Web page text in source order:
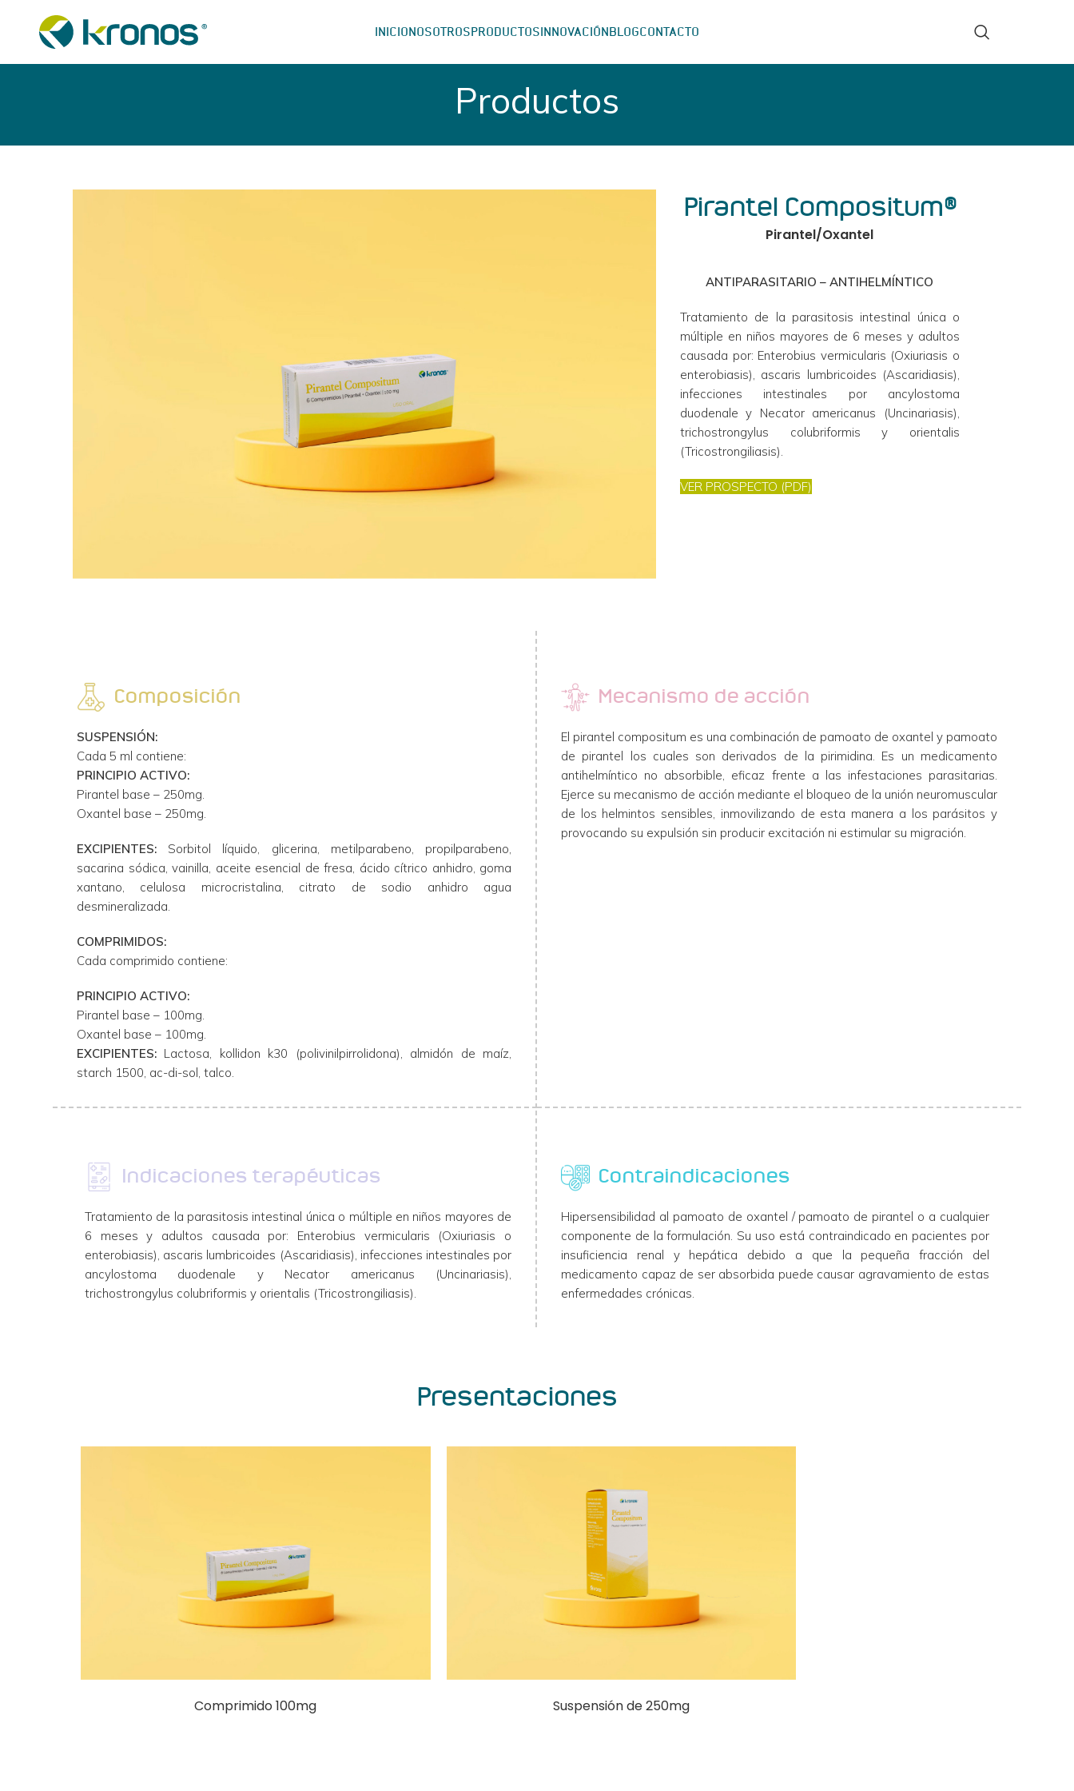
INICIONOSOTROSPRODUCTOSINNOVACIÓNBLOGCONTACTO
Productos
Pirantel Compositum®
Pirantel/Oxantel
ANTIPARASITARIO – ANTIHELMÍNTICO
Tratamiento de la parasitosis intestinal única o
múltiple en niños mayores de 6 meses y adultos
causada por: Enterobius vermicularis (Oxiuriasis o
enterobiasis), ascaris lumbricoides (Ascaridiasis),
infecciones intestinales por ancylostoma
duodenale y Necator americanus (Uncinariasis),
trichostrongylus colubriformis y orientalis
(Tricostrongiliasis).
VER PROSPECTO (PDF)
Composición
SUSPENSIÓN:
Cada 5 ml contiene:
PRINCIPIO ACTIVO:
Pirantel base – 250mg.
Oxantel base – 250mg.
EXCIPIENTES: Sorbitol líquido, glicerina, metilparabeno, propilparabeno,
sacarina sódica, vainilla, aceite esencial de fresa, ácido cítrico anhidro, goma
xantano, celulosa microcristalina, citrato de sodio anhidro agua
desmineralizada.
COMPRIMIDOS:
Cada comprimido contiene:
PRINCIPIO ACTIVO:
Pirantel base – 100mg.
Oxantel base – 100mg.
EXCIPIENTES: Lactosa, kollidon k30 (polivinilpirrolidona), almidón de maíz,
starch 1500, ac-di-sol, talco.
Mecanismo de acción
El pirantel compositum es una combinación de pamoato de oxantel y pamoato
de pirantel los cuales son derivados de la pirimidina. Es un medicamento
antihelmíntico no absorbible, eficaz frente a las infestaciones parasitarias.
Ejerce su mecanismo de acción mediante el bloqueo de la unión neuromuscular
de los helmintos sensibles, inmovilizando de esta manera a los parásitos y
provocando su expulsión sin producir excitación ni estimular su migración.
Indicaciones terapéuticas
Tratamiento de la parasitosis intestinal única o múltiple en niños mayores de
6 meses y adultos causada por: Enterobius vermicularis (Oxiuriasis o
enterobiasis), ascaris lumbricoides (Ascaridiasis), infecciones intestinales por
ancylostoma duodenale y Necator americanus (Uncinariasis),
trichostrongylus colubriformis y orientalis (Tricostrongiliasis).
Contraindicaciones
Hipersensibilidad al pamoato de oxantel / pamoato de pirantel o a cualquier
componente de la formulación. Su uso está contraindicado en pacientes por
insuficiencia renal y hepática debido a que la pequeña fracción del
medicamento capaz de ser absorbida puede causar agravamiento de estas
enfermedades crónicas.
Presentaciones
Comprimido 100mg Suspensión de 250mg